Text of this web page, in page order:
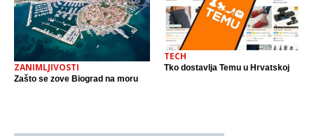
ZANIMLJIVOSTI
Zašto se zove Biograd na moru
TECH
Tko dostavlja Temu u Hrvatskoj